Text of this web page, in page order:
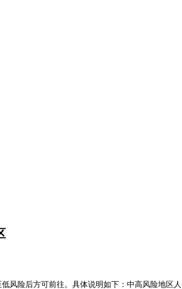
风险后方可前往。具体说明如下：中高风险地区